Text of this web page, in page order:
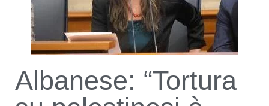
Albanese: “Tortura